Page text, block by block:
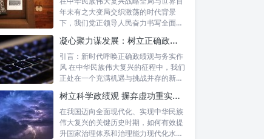
年未有之大变局交织激荡的时代背景
下，我们党正领导人民奋力书写全面建
凝心聚力谋发展：树立正确政绩理念，锤炼务实工作作风
引言：新时代呼唤正确政绩观与务实作
风 在中华民族伟大复兴的征程中，我们
正处在一个充满机遇与挑战并存的新时
树立科学政绩观 摒弃虚功重实绩：迈向高质量发展的必由之路
在我国迈向全面现代化、实现中华民族
伟大复兴的关键历史时期，如何有效提
升国家治理体系和治理能力现代化水